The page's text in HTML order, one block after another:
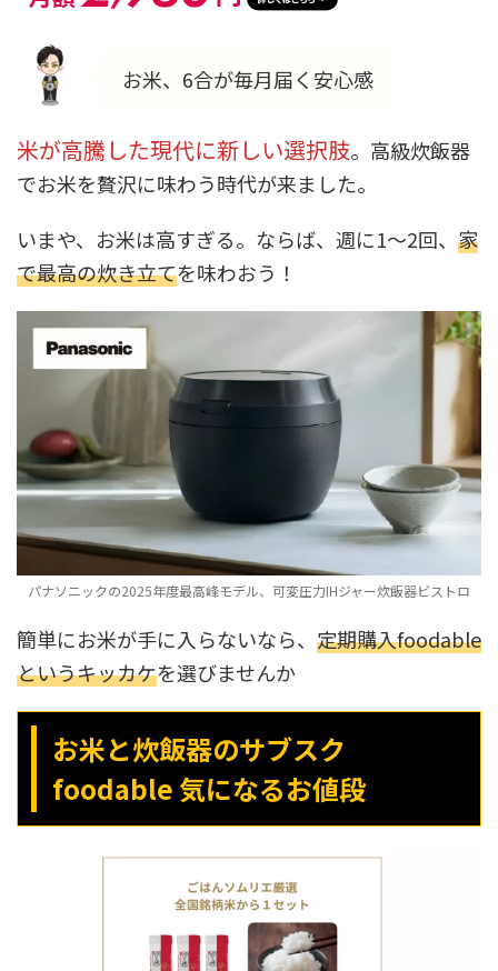
お米、6合が毎月届く安心感
米が高騰した現代に新しい選択肢。高級炊飯器
でお米を贅沢に味わう時代が来ました。
いまや、お米は高すぎる。ならば、週に1～2回、 家
で最高の炊き立てを味わおう！
パナソニックの2025年度最高峰モデル、可変圧力IHジャー炊飯器ビストロ
簡単にお米が手に入らないなら、 定期購入foodable
というキッカケを選びませんか
お米と炊飯器のサブスク
foodable 気になるお値段